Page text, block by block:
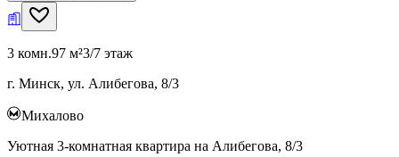
3 комн.97 м²3/7 этаж
г. Минск, ул. Алибегова, 8/3
Михалово
Уютная 3-комнатная квартира на Алибегова, 8/3